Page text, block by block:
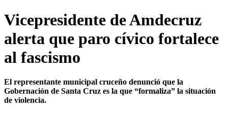
Vicepresidente de Amdecruz
alerta que paro cívico fortalece
al fascismo
El representante municipal cruceño denunció que la
Gobernación de Santa Cruz es la que “formaliza” la situación
de violencia.